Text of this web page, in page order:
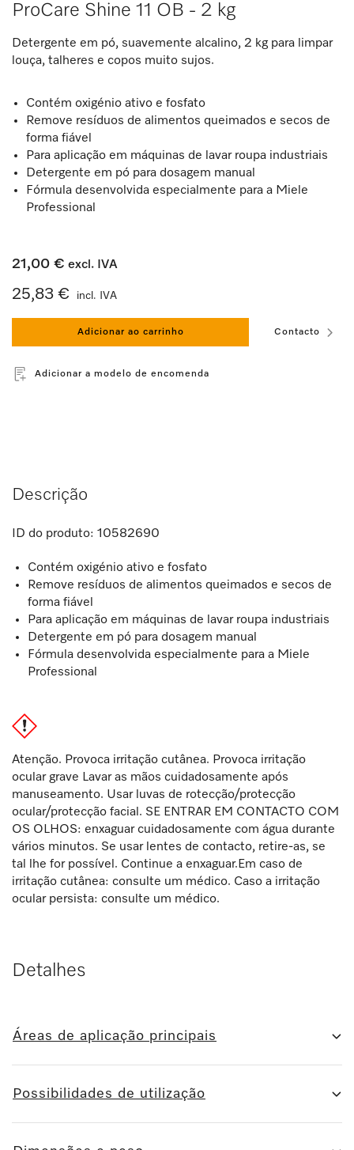
ProCare Shine 11 OB - 2 kg
Detergente em pó, suavemente alcalino, 2 kg para limpar
louça, talheres e copos muito sujos.
Contém oxigénio ativo e fosfato
Remove resíduos de alimentos queimados e secos de
forma fiável
Para aplicação em máquinas de lavar roupa industriais
Detergente em pó para dosagem manual
Fórmula desenvolvida especialmente para a Miele
Professional
21,00 € excl. IVA
25,83 € incl. IVA
Adicionar ao carrinho Contacto
Adicionar a modelo de encomenda
Descrição
ID do produto: 10582690
Contém oxigénio ativo e fosfato
Remove resíduos de alimentos queimados e secos de
forma fiável
Para aplicação em máquinas de lavar roupa industriais
Detergente em pó para dosagem manual
Fórmula desenvolvida especialmente para a Miele
Professional
Atenção. Provoca irritação cutânea. Provoca irritação
ocular grave Lavar as mãos cuidadosamente após
manuseamento. Usar luvas de rotecção/protecção
ocular/protecção facial. SE ENTRAR EM CONTACTO COM
OS OLHOS: enxaguar cuidadosamente com água durante
vários minutos. Se usar lentes de contacto, retire-as, se
tal lhe for possível. Continue a enxaguar.Em caso de
irritação cutânea: consulte um médico. Caso a irritação
ocular persista: consulte um médico.
Detalhes
Áreas de aplicação principais
Possibilidades de utilização